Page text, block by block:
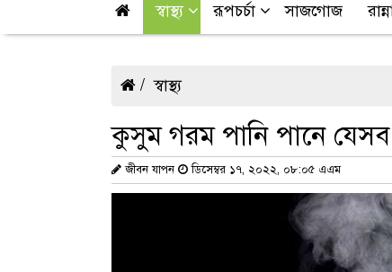
স্বাস্থ্য রূপচর্চা সাজগোজ
স্বাস্থ্য
কুসুম গরম পানি পানে
জীবন যাপন ডিসেম্বর ১৭, ২০২২, ০৮:০৫ এএম